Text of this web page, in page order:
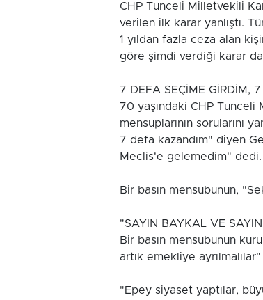
CHP Tunceli Milletvekili
verilen ilk karar yanlıştı.
1 yıldan fazla ceza alan
göre şimdi verdiği karar
7 DEFA SEÇİME GİRDİM,
70 yaşındaki CHP Tunceli
mensuplarının sorularını
7 defa kazandım" diyen
Meclis'e gelemedim" dedi.
Bir basın mensubunun,
"SAYIN BAYKAL VE
Bir basın mensubunun
artık emekliye
"Epey siyaset yaptılar,